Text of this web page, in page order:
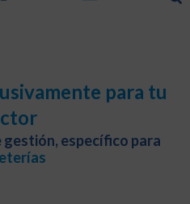
para tu
específico para